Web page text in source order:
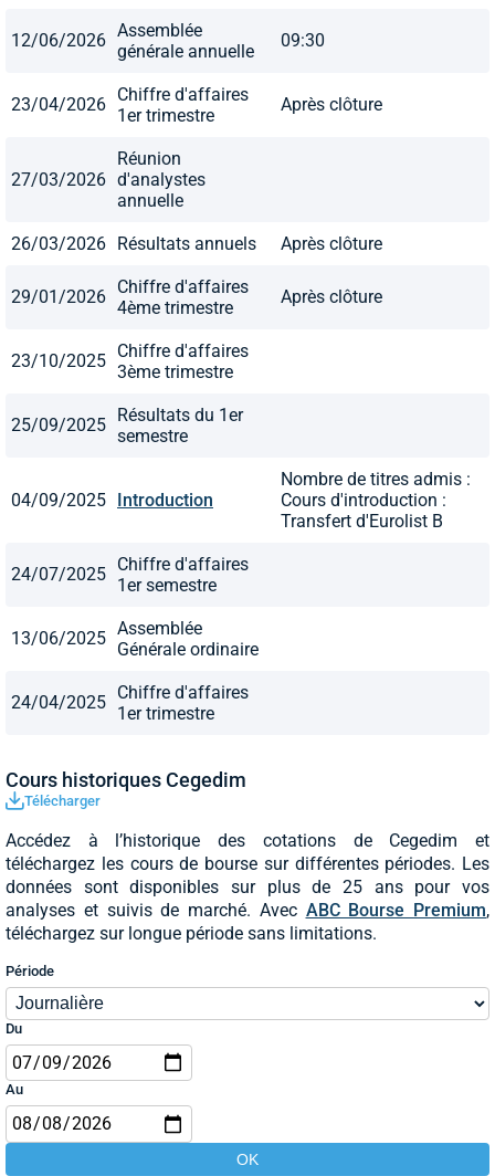
12/06/2026 Assemblée
générale annuelle
09:30
23/04/2026 Chiffre d'affaires
1er trimestre
Après clôture
27/03/2026
Réunion
d'analystes
annuelle
26/03/2026 Résultats annuels Après clôture
29/01/2026 Chiffre d'affaires
4ème trimestre
Après clôture
23/10/2025 Chiffre d'affaires
3ème trimestre
25/09/2025
Résultats du 1er
semestre
04/09/2025 Introduction
Nombre de titres admis :
Cours d'introduction :
Transfert d'Eurolist B
24/07/2025 Chiffre d'affaires
1er semestre
13/06/2025 Assemblée
Générale ordinaire
24/04/2025 Chiffre d'affaires
1er trimestre
Cours historiques Cegedim
Télécharger
Accédez à l’historique des cotations de Cegedim et
téléchargez les cours de bourse sur différentes périodes. Les
données sont disponibles sur plus de 25 ans pour vos
analyses et suivis de marché. Avec ABC Bourse Premium,
téléchargez sur longue période sans limitations.
Période
Du
Au